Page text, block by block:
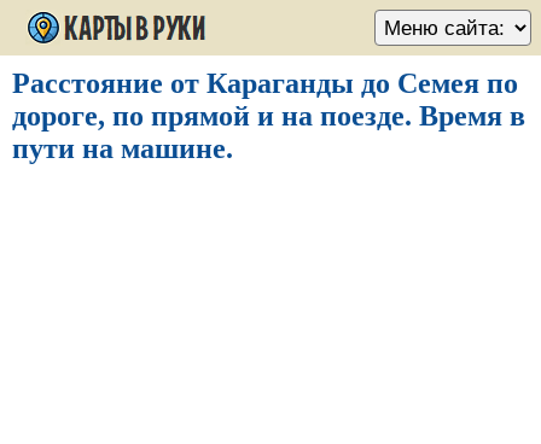
Расстояние от Караганды до Семея по
дороге, по прямой и на поезде. Время в
пути на машине.